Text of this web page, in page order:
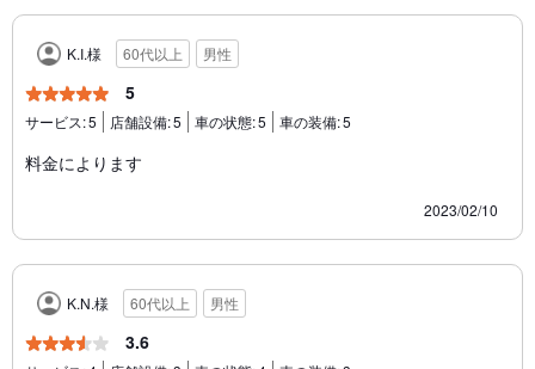
K.I.様 60代以上 男性
5
サービス:5 店舗設備:5 車の状態:5 車の装備:5
料金によります
2023/02/10
K.N.様 60代以上 男性
3.6